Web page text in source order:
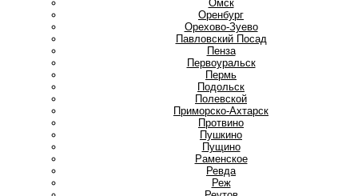
Омск
Оренбург
Орехово-Зуево
Павловский Посад
Пенза
Первоуральск
Пермь
Подольск
Полевской
Приморско-Ахтарск
Протвино
Пушкино
Пущино
Раменское
Ревда
Реж